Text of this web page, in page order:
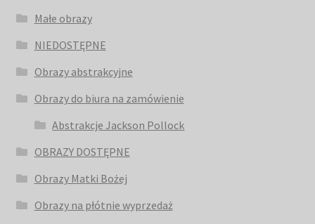
Małe obrazy
NIEDOSTĘPNE
Obrazy abstrakcyjne
Obrazy do biura na zamówienie
Abstrakcje Jackson Pollock
OBRAZY DOSTĘPNE
Obrazy Matki Bożej
Obrazy na płótnie wyprzedaż